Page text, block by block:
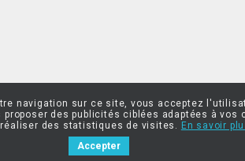
navigation sur ce site, vous acceptez
proposer des publicités ciblées adaptées à vos
des statistiques de visites. En savoir
Accepter